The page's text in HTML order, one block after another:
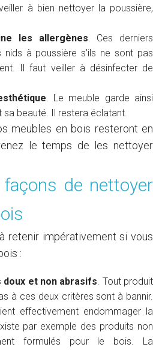
à bien nettoyer la poussière,
les allergènes. Ces derniers
nids à poussière s’ils ne sont pas
Il faut veiller à désinfecter de
. Le meuble garde ainsi
beauté. Il restera éclatant.
meubles en bois resteront en
le temps de les nettoyer
de nettoyer
retenir impérativement si vous
:
doux et non abrasifs. Tout produit
à ces deux critères sont à bannir.
effectivement endommager la
par exemple des produits non
formulés pour le bois. La